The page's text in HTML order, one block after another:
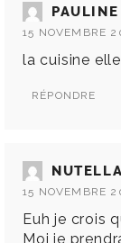
15 NOVEMBRE
la cuisine
RÉPONDRE
NUTELLA
15 NOVEMBRE
Euh je crois
Moi je